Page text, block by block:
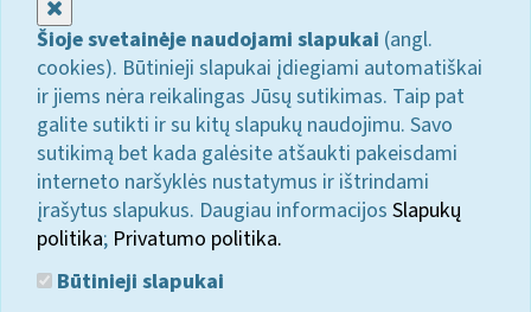
Šioje svetainėje naudojami slapukai (angl.
cookies). Būtinieji slapukai įdiegiami automatiškai
ir jiems nėra reikalingas Jūsų sutikimas. Taip pat
galite sutikti ir su kitų slapukų naudojimu. Savo
sutikimą bet kada galėsite atšaukti pakeisdami
interneto naršyklės nustatymus ir ištrindami
įrašytus slapukus. Daugiau informacijos Slapukų
politika; Privatumo politika.
Būtinieji slapukai